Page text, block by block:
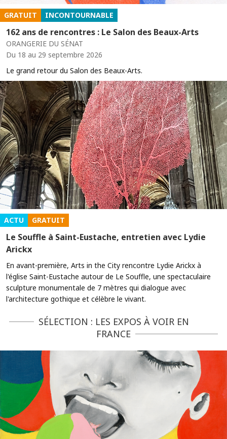
GRATUIT INCONTOURNABLE
162 ans de rencontres : Le Salon des Beaux-Arts
ORANGERIE DU SÉNAT
Du 18 au 29 septembre 2026
Le grand retour du Salon des Beaux-Arts.
ACTU GRATUIT
Le Souffle à Saint-Eustache, entretien avec Lydie
Arickx
En avant-première, Arts in the City rencontre Lydie Arickx à
l'église Saint-Eustache autour de Le Souffle, une spectaculaire
sculpture monumentale de 7 mètres qui dialogue avec
l'architecture gothique et célèbre le vivant.
SÉLECTION : LES EXPOS À VOIR EN
FRANCE